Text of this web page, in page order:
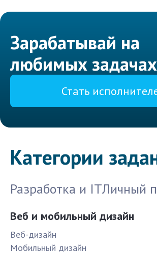
Зарабатывай на
любимых
Стать
Категории
Разработка и ITЛичный
Веб и мобильный дизайн
Веб-дизайн
Мобильный дизайн